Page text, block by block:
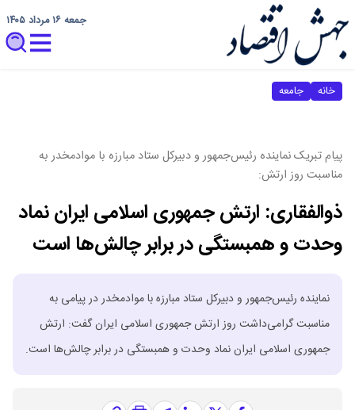
جمعه ۱۶ مرداد ۱۴۰۵
خانه جامعه
پیام تبریک نماینده رئیس‌جمهور و دبیرکل ستاد مبارزه با موادمخدر به
مناسبت روز ارتش:
ذوالفقاری: ارتش جمهوری اسلامی ایران نماد
وحدت و همبستگی در برابر چالش‌ها است
نماینده رئیس‌جمهور و دبیرکل ستاد مبارزه با موادمخدر در پیامی به
مناسبت گرامی‌داشت روز ارتش جمهوری اسلامی ایران گفت: ارتش
جمهوری اسلامی ایران نماد وحدت و همبستگی در برابر چالش‌ها است.